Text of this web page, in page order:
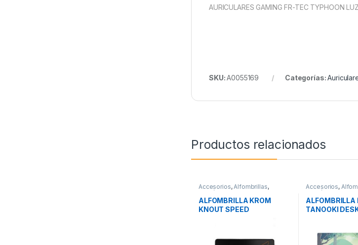
AURICULARES GAMING FR-TEC TYPHOON
SKU:A0055169 Categorías:
Productos relacionados
Accesorios,Alfombrillas,
Periféricos
ALFOMBRILLA KROM
KNOUT SPEED
Accesorios,
Periféricos
ALFOMBRILLA
TANOOKI